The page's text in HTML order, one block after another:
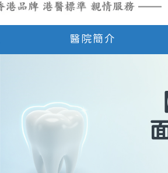
醫院簡介